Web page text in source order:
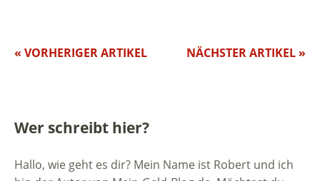
NÄCHSTER ARTIKEL »
« VORHERIGER ARTIKEL
Wer schreibt hier?
Hallo, wie geht es dir? Mein Name ist Robert und ich